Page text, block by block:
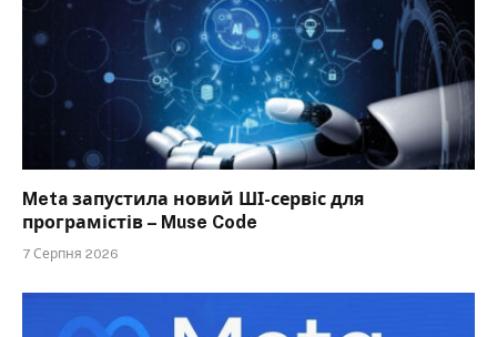
Meta запустила новий ШІ-сервіс для
програмістів – Muse Code
7 Серпня 2026